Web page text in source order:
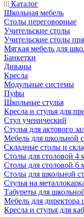
Каталог
Школьная мебель
Столы переговорные
Учительские столы
Учительские столы
Мягкая мебель для
Банкетки
Диваны
Кресла
Модульные системы
Пуфы
Школьные стулья
Кресла и стулья для
Стул ученический
Стулья для актового
Мебель для школьной
Складные столы и
Столы для столовой 4
Столы для столовой 6
Столы для школьной
Стулья на
Табуреты для
Мебель для директора
Кресла и стулья для